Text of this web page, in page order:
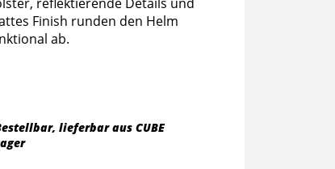
Finish runden den Helm
ab.
lieferbar aus CUBE